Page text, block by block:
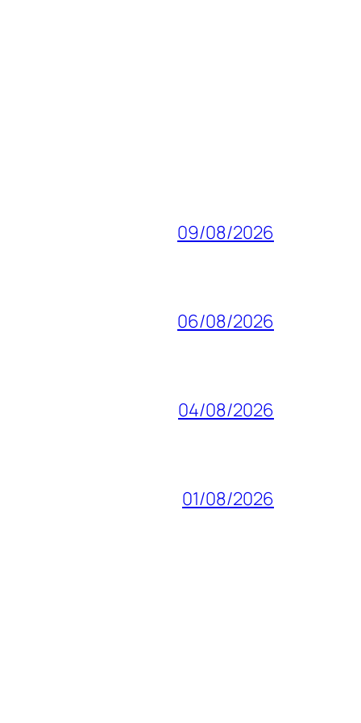
09/08/2026
06/08/2026
04/08/2026
01/08/2026